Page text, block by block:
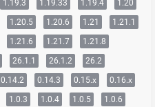
1.19.3 1.19.33 1.19.4
1.20
1.20.5 1.20.6 1.21
1.21.1
1.21.6 1.21.7
1.21.8
26.1.1 26.1.2 26.2
0.14.2 0.14.3 0.15.x
0.16.x
1.0.3 1.0.4 1.0.5
1.0.6